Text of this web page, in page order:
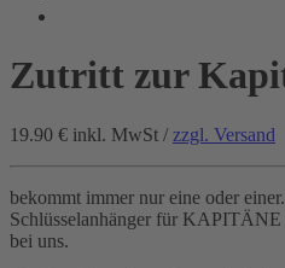
Zutritt zur
19.90 € inkl. MwSt / zzgl. Versand
bekommt immer nur eine oder
Schlüsselanhänger für
bei uns.